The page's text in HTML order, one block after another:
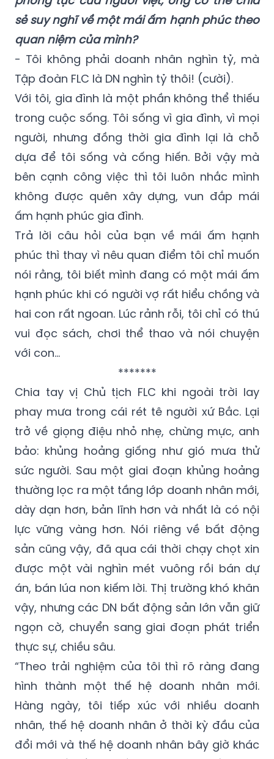
không thích nói nhiều về chủ đề này, nhưng
cũng sắp đến dịp đoàn viên ngày Tết theo
phong tục của người việt, ông có thể chia
sẻ suy nghĩ về một mái ấm hạnh phúc theo
quan niệm của mình?
- Tôi không phải doanh nhân nghìn tỷ, mà
Tập đoàn FLC là DN nghìn tỷ thôi! (cười).
Với tôi, gia đình là một phần không thể thiếu
trong cuộc sống. Tôi sống vì gia đình, vì mọi
người, nhưng đồng thời gia đình lại là chỗ
dựa để tôi sống và cống hiến. Bởi vậy mà
bên cạnh công việc thì tôi luôn nhắc mình
không được quên xây dựng, vun đắp mái
ấm hạnh phúc gia đình.
Trả lời câu hỏi của bạn về mái ấm hạnh
phúc thì thay vì nêu quan điểm tôi chỉ muốn
nói rằng, tôi biết mình đang có một mái ấm
hạnh phúc khi có người vợ rất hiểu chồng và
hai con rất ngoan. Lúc rảnh rỗi, tôi chỉ có thú
vui đọc sách, chơi thể thao và nói chuyện
với con…
*******
Chia tay vị Chủ tịch FLC khi ngoài trời lay
phay mưa trong cái rét tê người xứ Bắc. Lại
trở về giọng điệu nhỏ nhẹ, chừng mực, anh
bảo: khủng hoảng giống như gió mưa thử
sức người. Sau một giai đoạn khủng hoảng
thường lọc ra một tầng lớp doanh nhân mới,
dày dạn hơn, bản lĩnh hơn và nhất là có nội
lực vững vàng hơn. Nói riêng về bất động
sản cũng vậy, đã qua cái thời chạy chọt xin
được một vài nghìn mét vuông rồi bán dự
án, bán lúa non kiếm lời. Thị trường khó khăn
vậy, nhưng các DN bất động sản lớn vẫn giữ
ngọn cờ, chuyển sang giai đoạn phát triển
thực sự, chiều sâu.
“Theo trải nghiệm của tôi thì rõ ràng đang
hình thành một thế hệ doanh nhân mới.
Hàng ngày, tôi tiếp xúc với nhiều doanh